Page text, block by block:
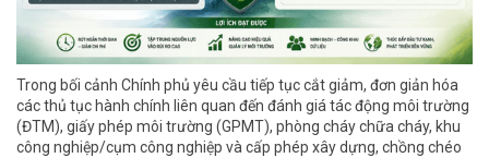
Trong bối cảnh Chính phủ yêu cầu tiếp tục cắt giảm, đơn giản hóa
các thủ tục hành chính liên quan đến đánh giá tác động môi trường
(ĐTM), giấy phép môi trường (GPMT), phòng cháy chữa cháy, khu
công nghiệp/cụm công nghiệp và cấp phép xây dựng, chồng chéo